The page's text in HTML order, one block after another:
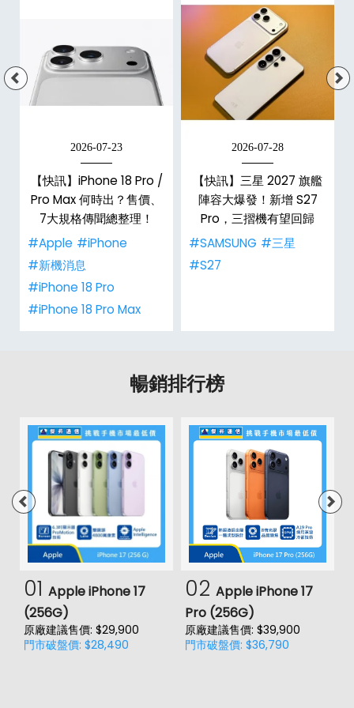
2026-07-23
【快訊】iPhone 18 Pro /
Pro Max 何時出？售價、
7大規格傳聞總整理！
#Apple #iPhone
#新機消息
#iPhone 18 Pro
#iPhone 18 Pro Max
2026-07-28
【快訊】三星 2027 旗艦
陣容大爆發！新增 S27
Pro，三摺機有望回歸
#SAMSUNG #三星
#S27
暢銷排行榜
01 Apple iPhone 17
(256G)
原廠建議售價: $29,900
門市破盤價: $28,490
02 Apple iPhone 17
Pro (256G)
原廠建議售價: $39,900
門市破盤價: $36,790